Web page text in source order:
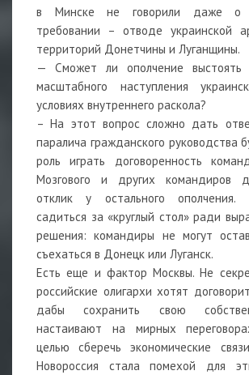
в Минске не говорили даже о
требовании – отводе украинской
территорий Донетчины и Луганщины.
— Сможет ли ополчение выстоять
масштабного наступления
условиях внутреннего раскола?
– На этот вопрос сложно дать
паралича гражданского руководства
роль играть договоренность
Мозгового и других командиров
отклик у остального ополчения.
садиться за «круглый стол» ради
решения: командиры не могут
съехаться в Донецк или Луганск.
Есть еще и фактор Москвы. Не
российские олигархи хотят
дабы сохранить свою
настаивают на мирных
целью сберечь экономические
Новороссия стала помехой для